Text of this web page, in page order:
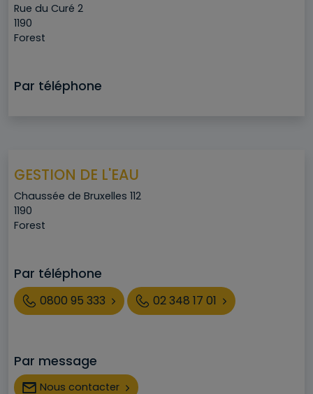
Adresse
Rue du Curé 2
Code postal
1190
Ville
Forest
Par téléphone
GESTION DE L'EAU
Adresse
Chaussée de Bruxelles 112
Code postal
1190
Ville
Forest
Par téléphone
Téléphone0800 95 333 02 348 17 01
Par message
Nous contacter